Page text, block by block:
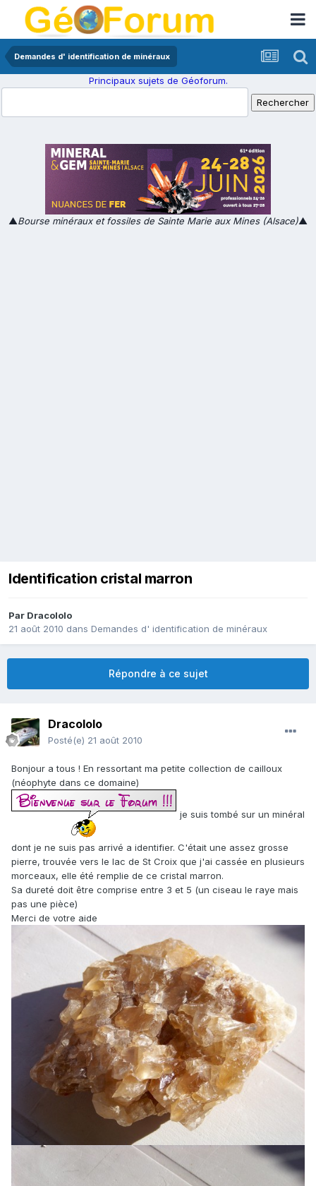
Demandes d' identification de minéraux
Principaux sujets de Géoforum.
▲Bourse minéraux et fossiles de Sainte Marie aux Mines (Alsace)▲
Identification cristal marron
Par Dracololo
21 août 2010 dans Demandes d' identification de minéraux
Répondre à ce sujet
Dracololo
Posté(e) 21 août 2010
Bonjour a tous ! En ressortant ma petite collection de cailloux
(néophyte dans ce domaine)
je suis tombé sur un minéral
dont je ne suis pas arrivé a identifier. C'était une assez grosse
pierre, trouvée vers le lac de St Croix que j'ai cassée en plusieurs
morceaux, elle été remplie de ce cristal marron.
Sa dureté doit être comprise entre 3 et 5 (un ciseau le raye mais
pas une pièce)
Merci de votre aide